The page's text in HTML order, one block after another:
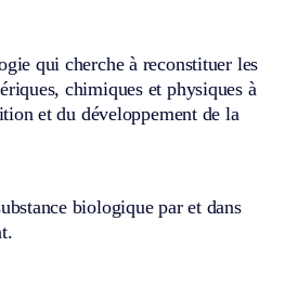
qui cherche à reconstituer les
chimiques et physiques à
et du développement de la
biologique par et dans